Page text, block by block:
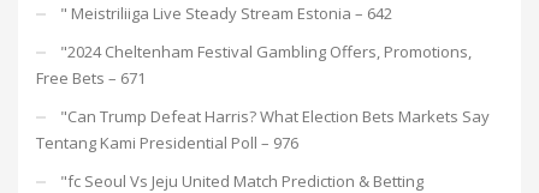
"️ Meistriliiga Live Steady Stream Estonia – 642
"2024 Cheltenham Festival Gambling Offers, Promotions,
Free Bets – 671
"Can Trump Defeat Harris? What Election Bets Markets Say
Tentang Kami Presidential Poll – 976
"fc Seoul Vs Jeju United Match Prediction & Betting